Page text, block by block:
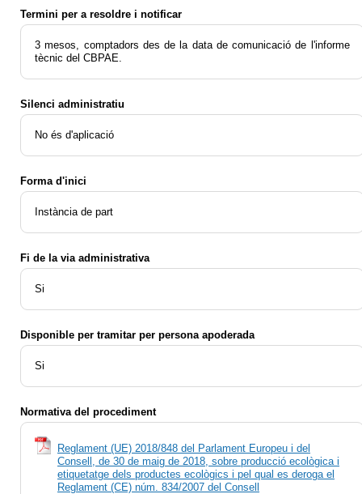
Termini per a resoldre i notificar
3 mesos, comptadors des de la data de comunicació de l'informe
tècnic del CBPAE.
Silenci administratiu
No és d'aplicació
Forma d'inici
Instància de part
Fi de la via administrativa
Si
Disponible per tramitar per persona apoderada
Si
Normativa del procediment
Reglament (UE) 2018/848 del Parlament Europeu i del
Consell, de 30 de maig de 2018, sobre producció ecològica i
etiquetatge dels productes ecològics i pel qual es deroga el
Reglament (CE) núm. 834/2007 del Consell